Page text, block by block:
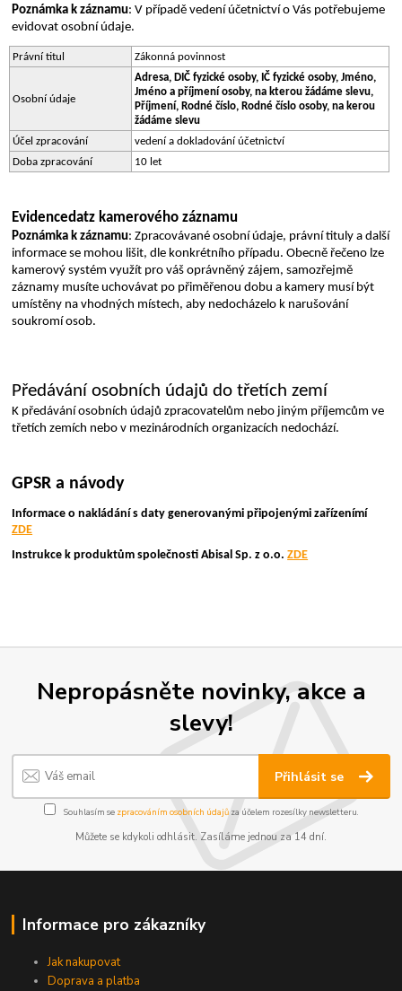
Poznámka k záznamu: V případě vedení účetnictví o Vás potřebujeme
evidovat osobní údaje.
Právní titul Zákonná povinnost
Osobní údaje
Adresa, DIČ fyzické osoby, IČ fyzické osoby, Jméno,
Jméno a příjmení osoby, na kterou žádáme slevu,
Příjmení, Rodné číslo, Rodné číslo osoby, na kerou
žádáme slevu
Účel zpracování
vedení a dokladování účetnictví
Doba zpracování
10 let
Evidencedatz kamerového záznamu
Poznámka k záznamu: Zpracovávané osobní údaje, právní tituly a další
informace se mohou lišit, dle konkrétního případu. Obecně řečeno lze
kamerový systém využít pro váš oprávněný zájem, samozřejmě
záznamy musíte uchovávat po přiměřenou dobu a kamery musí být
umístěny na vhodných místech, aby nedocházelo k narušování
soukromí osob.
Předávání osobních údajů do třetích zemí
K předávání osobních údajů zpracovatelům nebo jiným příjemcům ve
třetích zemích nebo v mezinárodních organizacích nedochází.
GPSR a návody
Informace o nakládání s daty generovanými připojenými zařízenímí
ZDE
Instrukce k produktům společnosti Abisal Sp. z o.o. ZDE
Nepropásněte novinky, akce a
slevy!
Přihlásit se
Souhlasím se zpracováním osobních údajůza účelem rozesílky newsletteru.
Můžete se kdykoli odhlásit. Zasíláme jednou za 14 dní.
Informace pro zákazníky
Jak nakupovat
Doprava a platba